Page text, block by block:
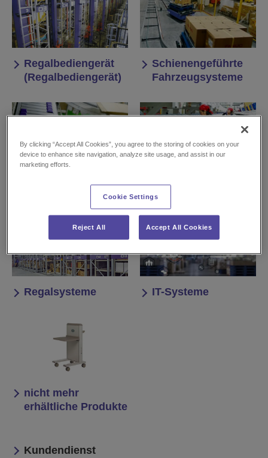
Regalbediengerät
(Regalbediengerät)
Schienengeführte
Fahrzeugsysteme
Regalsysteme IT-Systeme
nicht mehr
erhältliche Produkte
Kundendienst
By clicking “Accept All Cookies”, you agree to the storing of cookies on your
device to enhance site navigation, analyze site usage, and assist in our
marketing efforts.
Cookie Settings
Reject All Accept All Cookies